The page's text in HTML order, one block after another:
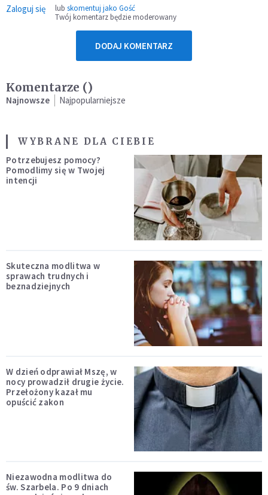
Zaloguj się lub skomentuj jako Gość
Twój komentarz będzie moderowany
DODAJ KOMENTARZ
Komentarze ()
Najnowsze Najpopularniejsze
WYBRANE DLA CIEBIE
Potrzebujesz pomocy?
Pomodlimy się w Twojej
intencji
Skuteczna modlitwa w
sprawach trudnych i
beznadziejnych
W dzień odprawiał Mszę, w
nocy prowadził drugie życie.
Przełożony kazał mu
opuścić zakon
Niezawodna modlitwa do
św. Szarbela. Po 9 dniach